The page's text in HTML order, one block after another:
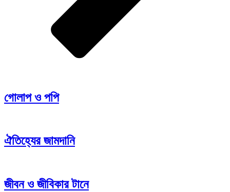
গোলাপ ও পপি
ঐতিহ্যের জামদানি
জীবন ও জীবিকার টানে